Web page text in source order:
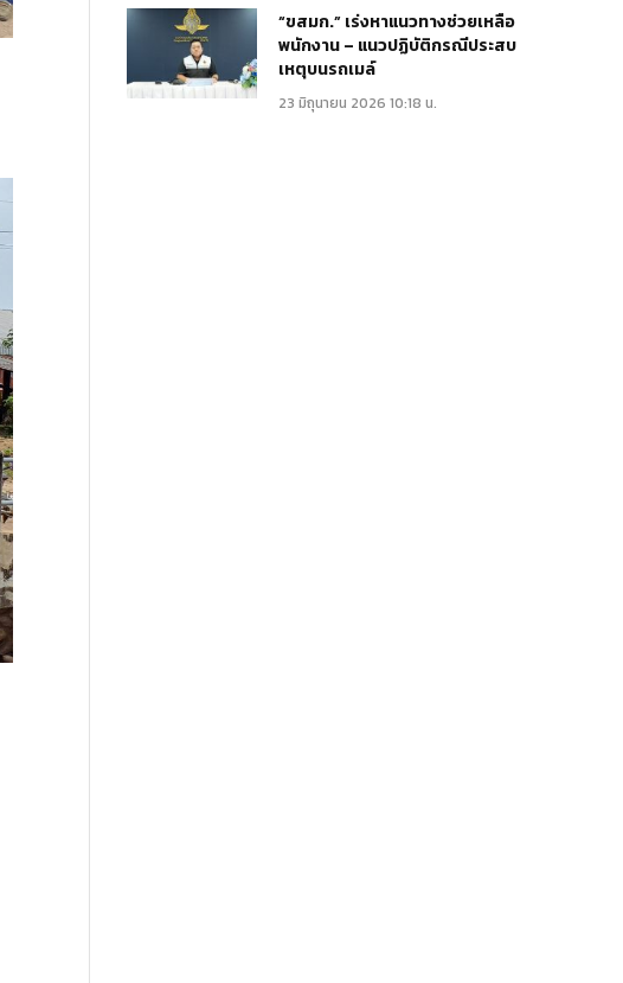
“ขสมก.” เร่งหาแนวทางช่วยเหลือ
พนักงาน – แนวปฏิบัติกรณีประสบ
เหตุบนรถเมล์
23 มิถุนายน 2026 10:18 น.